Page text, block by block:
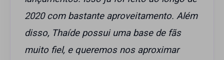
2020 com bastante aproveitamento. Além
disso, Thaíde possui uma base de fãs
muito fiel, e queremos nos aproximar